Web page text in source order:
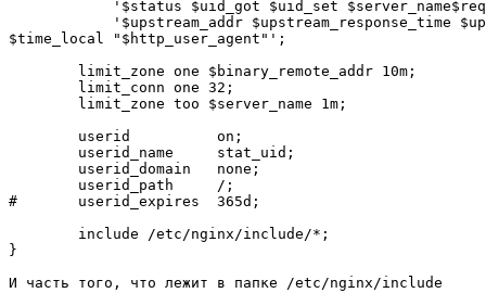
'$upstream_addr $upstream_response_time
$time_local "$http_user_agent"';
        limit_zone one $binary_remote_addr 10m;
        limit_zone too $server_name 1m;
#	userid_expires  365d;
}
И часть того, что лежит в папке /etc/nginx/include